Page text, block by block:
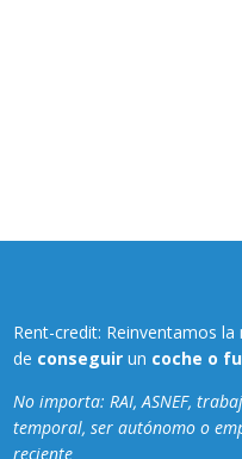
Rent-credit: Reinventamos la
de conseguir un coche o
No importa: RAI, ASNEF,
temporal, ser autónomo o
reciente